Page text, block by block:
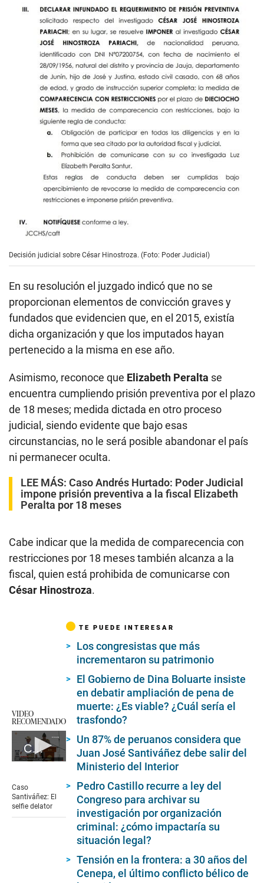
Decisión judicial sobre César Hinostroza. (Foto: Poder Judicial)
En su resolución el juzgado indicó que no se
proporcionan elementos de convicción graves y
fundados que evidencien que, en el 2015, existía
dicha organización y que los imputados hayan
pertenecido a la misma en ese año.
Asimismo, reconoce que Elizabeth Peralta se
encuentra cumpliendo prisión preventiva por el plazo
de 18 meses; medida dictada en otro proceso
judicial, siendo evidente que bajo esas
circunstancias, no le será posible abandonar el país
ni permanecer oculta.
LEE MÁS: Caso Andrés Hurtado: Poder Judicial
impone prisión preventiva a la fiscal Elizabeth
Peralta por 18 meses
Cabe indicar que la medida de comparecencia con
restricciones por 18 meses también alcanza a la
fiscal, quien está prohibida de comunicarse con
César Hinostroza.
VIDEO
RECOMENDADO
Caso Santiváñez: El selfie delator
of
4
minutes,
Caso
Santiváñez: El
selfie delator
TE PUEDE INTERESAR
Los congresistas que más
incrementaron su patrimonio
El Gobierno de Dina Boluarte insiste
en debatir ampliación de pena de
muerte: ¿Es viable? ¿Cuál sería el
trasfondo?
Un 87% de peruanos considera que
Juan José Santiváñez debe salir del
Ministerio del Interior
Pedro Castillo recurre a ley del
Congreso para archivar su
investigación por organización
criminal: ¿cómo impactaría su
situación legal?
Tensión en la frontera: a 30 años del
Cenepa, el último conflicto bélico de